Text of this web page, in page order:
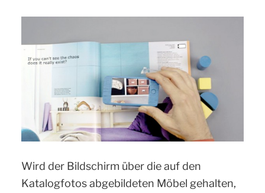
Wird der Bildschirm über die auf den
Katalogfotos abgebildeten Möbel gehalten,